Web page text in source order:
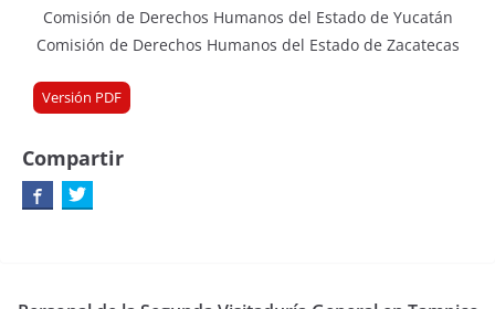
Comisión de Derechos Humanos del Estado de Yucatán
Comisión de Derechos Humanos del Estado de Zacatecas
Versión PDF
Compartir